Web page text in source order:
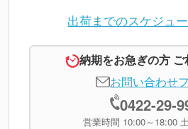
出荷までのスケジュ
納期をお急ぎの方
お問い合わせ
0422-29-
営業時間 10:00～18:00